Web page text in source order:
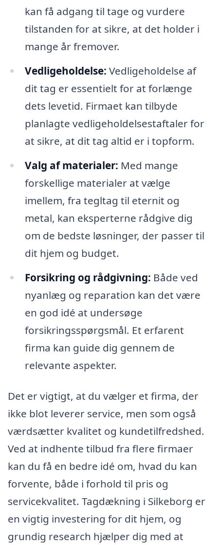
kan få adgang til tage og vurdere
tilstanden for at sikre, at det holder i
mange år fremover.
Vedligeholdelse: Vedligeholdelse af
dit tag er essentielt for at forlænge
dets levetid. Firmaet kan tilbyde
planlagte vedligeholdelsestaftaler for
at sikre, at dit tag altid er i topform.
Valg af materialer: Med mange
forskellige materialer at vælge
imellem, fra tegltag til eternit og
metal, kan eksperterne rådgive dig
om de bedste løsninger, der passer til
dit hjem og budget.
Forsikring og rådgivning: Både ved
nyanlæg og reparation kan det være
en god idé at undersøge
forsikringsspørgsmål. Et erfarent
firma kan guide dig gennem de
relevante aspekter.
Det er vigtigt, at du vælger et firma, der
ikke blot leverer service, men som også
værdsætter kvalitet og kundetilfredshed.
Ved at indhente tilbud fra flere firmaer
kan du få en bedre idé om, hvad du kan
forvente, både i forhold til pris og
servicekvalitet. Tagdækning i Silkeborg er
en vigtig investering for dit hjem, og
grundig research hjælper dig med at